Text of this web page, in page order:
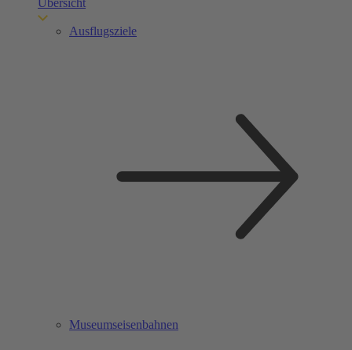
Übersicht
Ausflugsziele
Museumseisenbahnen